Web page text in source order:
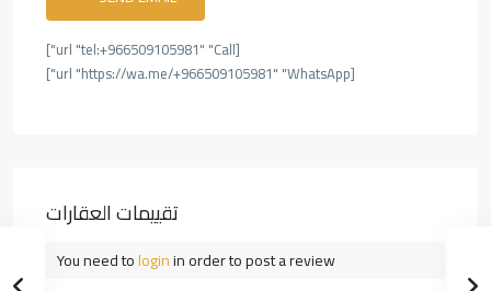
[url "tel:+966509105981" "Call"]
[url "https://wa.me/+966509105981" "WhatsApp"]
تقييمات العقارات
You need tologinin order to post a review